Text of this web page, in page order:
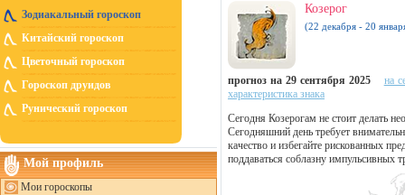
Зодиакальный гороскоп
Китайский гороскоп
Цветочный гороскоп
Гороскоп друидов
Рунический гороскоп
Мой профиль
Мои гороскопы
Козерог
(22 декабря - 20
прогноз на 29 сентября 2025
на
характеристика знака
Сегодня Козерогам не стоит делать
Сегодняшний день требует
качество и избегайте рискованных
поддаваться соблазну импульсивных